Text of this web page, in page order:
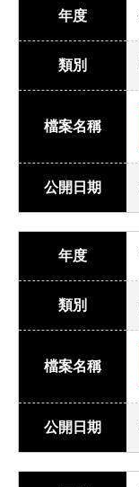
年度
類別
檔案名稱
公開日期
年度
類別
檔案名稱
公開日期